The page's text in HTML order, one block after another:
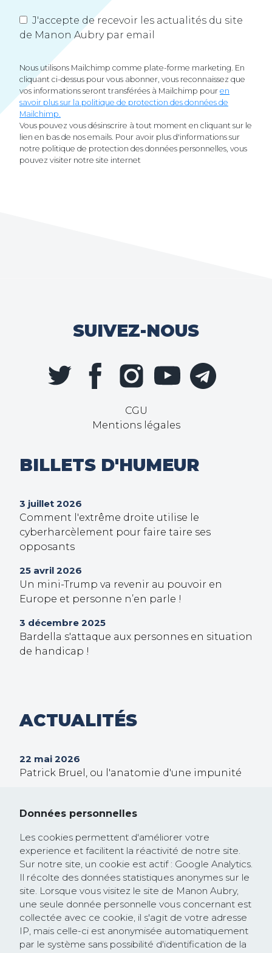
J'accepte de recevoir les actualités du site
de Manon Aubry par email
Nous utilisons Mailchimp comme plate-forme marketing. En
cliquant ci-dessus pour vous abonner, vous reconnaissez que
vos informations seront transférées à Mailchimp pour en
savoir plus sur la politique de protection des données de
Mailchimp.
Vous pouvez vous désinscrire à tout moment en cliquant sur le
lien en bas de nos emails. Pour avoir plus d'informations sur
notre politique de protection des données personnelles, vous
pouvez visiter notre site internet
SUIVEZ-NOUS
CGU
Mentions légales
BILLETS D'HUMEUR
3 juillet 2026
Comment l'extrême droite utilise le
cyberharcèlement pour faire taire ses
opposants
25 avril 2026
Un mini-Trump va revenir au pouvoir en
Europe et personne n’en parle !
3 décembre 2025
Bardella s'attaque aux personnes en situation
de handicap !
ACTUALITÉS
22 mai 2026
Patrick Bruel, ou l'anatomie d'une impunité
Trump veut prendre le contrôle de Gaza !
26 février 2025
Communiqué de presse : la Commission
européenne rejoint la course à la
dérégulation lancée par les Etats-Unis et
saccage les textes protégeant les droits
humains et l’environnement
Données personnelles
Les cookies permettent d'améliorer votre
experience et facilitent la réactivité de notre site.
Sur notre site, un cookie est actif : Google Analytics.
Il récolte des données statistiques anonymes sur le
site. Lorsque vous visitez le site de Manon Aubry,
une seule donnée personnelle vous concernant est
collectée avec ce cookie, il s'agit de votre adresse
IP, mais celle-ci est anonymisée automatiquement
par le système sans possibilité d'identification de la